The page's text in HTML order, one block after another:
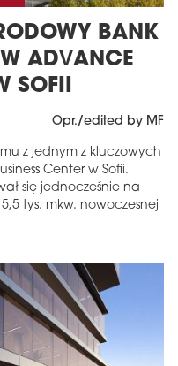
BANK
ADVANCE
SOFII
Opr./edited by MF
z jednym z kluczowych
Center w Sofii.
się jednocześnie na
tys. mkw. nowoczesnej